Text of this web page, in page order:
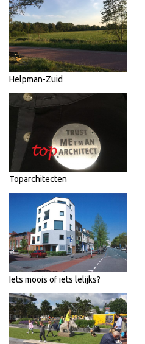
Helpman-Zuid
Toparchitecten
Iets moois of iets lelijks?